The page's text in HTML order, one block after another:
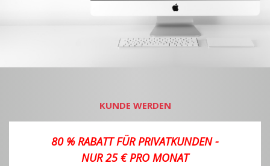
KUNDE WERDEN
80 % RABATT FÜR PRIVATKUNDEN -
NUR 25 € PRO MONAT